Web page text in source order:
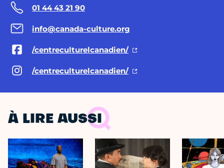
01 44 43 21 90
info@canada-culture.org
/centreculturelcanadien/
/centreculturelcanadien/
À LIRE AUSSI